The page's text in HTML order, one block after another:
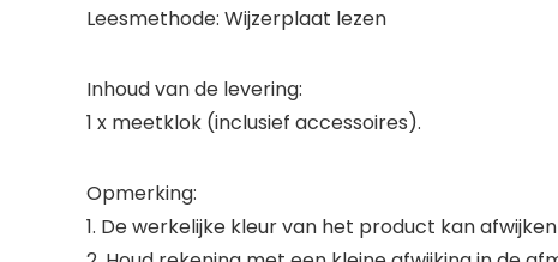
Leesmethode: Wijzerplaat lezen
Inhoud van de levering:
1 x meetklok (inclusief accessoires).
Opmerking:
1. De werkelijke kleur van het product kan